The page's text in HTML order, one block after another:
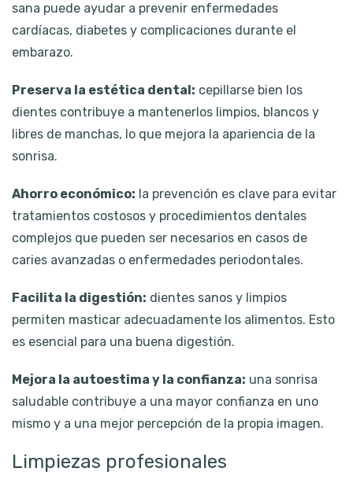
sana puede ayudar a prevenir enfermedades
cardíacas, diabetes y complicaciones durante el
embarazo.
Preserva la estética dental: cepillarse bien los
dientes contribuye a mantenerlos limpios, blancos y
libres de manchas, lo que mejora la apariencia de la
sonrisa.
Ahorro económico: la prevención es clave para evitar
tratamientos costosos y procedimientos dentales
complejos que pueden ser necesarios en casos de
caries avanzadas o enfermedades periodontales.
Facilita la digestión: dientes sanos y limpios
permiten masticar adecuadamente los alimentos. Esto
es esencial para una buena digestión.
Mejora la autoestima y la confianza: una sonrisa
saludable contribuye a una mayor confianza en uno
mismo y a una mejor percepción de la propia imagen.
Limpiezas profesionales